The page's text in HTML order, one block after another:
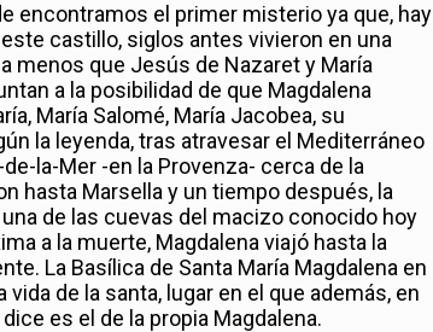
encontramos el primer misterio ya que, hay
castillo, siglos antes vivieron en una
menos que Jesús de Nazaret y María
a la posibilidad de que Magdalena
María Salomé, María Jacobea, su
la leyenda, tras atravesar el Mediterráneo
la-Mer -en la Provenza- cerca de la
hasta Marsella y un tiempo después, la
de las cuevas del macizo conocido hoy
a la muerte, Magdalena viajó hasta la
La Basílica de Santa María Magdalena en
de la santa, lugar en el que además, en
es el de la propia Magdalena.